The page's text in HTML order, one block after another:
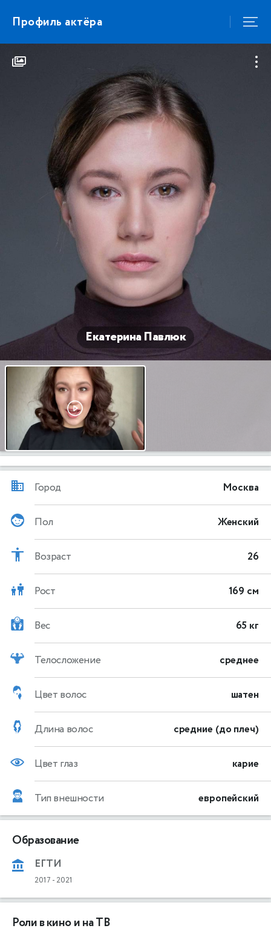
Профиль актёра
Екатерина Павлюк
Город Москва
Пол Женский
Возраст 26
Рост 169 см
Вес 65 кг
Телосложение среднее
Цвет волос шатен
Длина волос средние (до плеч)
Цвет глаз карие
Тип внешности европейский
Образование
ЕГТИ
2017 - 2021
Роли в кино и на ТВ